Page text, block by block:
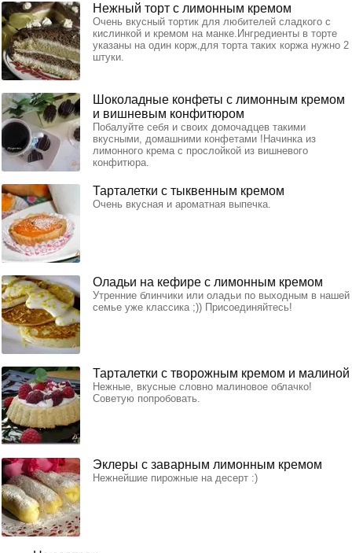
Нежный торт с лимонным кремом
Очень вкусный тортик для любителей сладкого с
кислинкой и кремом на манке.Ингредиенты в торте
указаны на один корж,для торта таких коржа нужно 2
штуки.
Шоколадные конфеты с лимонным кремом
и вишневым конфитюром
Побалуйте себя и своих домочадцев такими
вкусными, домашними конфетами !Начинка из
лимонного крема с прослойкой из вишневого
конфитюра.
Тарталетки с тыквенным кремом
Очень вкусная и ароматная выпечка.
Оладьи на кефире с лимонным кремом
Утренние блинчики или оладьи по выходным в нашей
семье уже классика ;)) Присоединяйтесь!
Тарталетки с творожным кремом и малиной
Нежные, вкусные словно малиновое облачко!
Советую попробовать.
Эклеры с заварным лимонным кремом
Нежнейшие пирожные на десерт :)